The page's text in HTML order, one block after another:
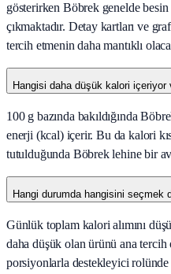
gösterirken Böbrek genelde besin
çıkmaktadır. Detay kartları ve
tercih etmenin daha mantıklı
Hangisi daha düşük kalori
100 g bazında bakıldığında
enerji (kcal) içerir. Bu da kalori
tutulduğunda Böbrek lehine bir
Hangi durumda hangisini seçmek
Günlük toplam kalori alımını
daha düşük olan ürünü ana
porsiyonlarla destekleyici